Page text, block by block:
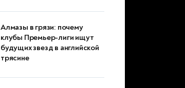
Алмазы в грязи: почему
клубы Премьер-лиги ищут
будущих звезд в английской
трясине